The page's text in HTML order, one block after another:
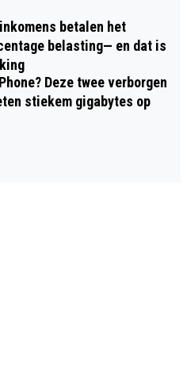
betalen het
belasting— en dat is
Deze twee verborgen
stiekem gigabytes op